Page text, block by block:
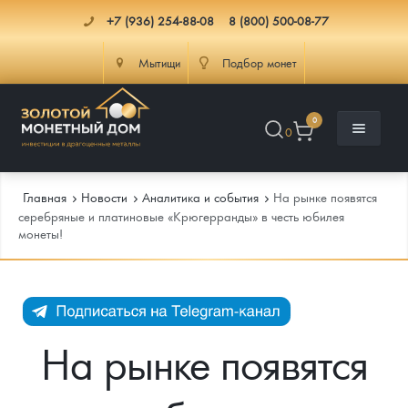
+7 (936) 254-88-08 8 (800) 500-08-77
Мытищи Подбор монет
0
0
Каталог
Каталог Монет
Монеты Россия и СССР
Памятные и старинные монеты
Инфо
Подлинность монет
Услуги
Главная Новости Аналитика и события
На рынке появятся
серебряные и платиновые «Крюгерранды» в честь юбилея
монеты!
На рынке появятся